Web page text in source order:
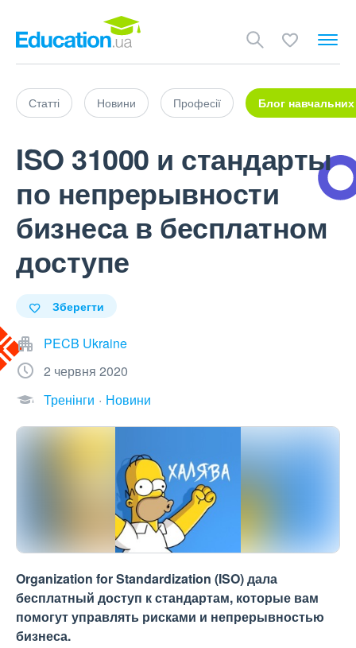
Статті Новини Професії Блог навчальних
ISO 31000 и стандарты
по непрерывности
бизнеса в бесплатном
доступе
Зберегти
PECB Ukraine
2 червня 2020
Тренінги
Новини
Organization for Standardization (ISO) дала
бесплатный доступ к стандартам, которые вам
помогут управлять рисками и непрерывностью
бизнеса.